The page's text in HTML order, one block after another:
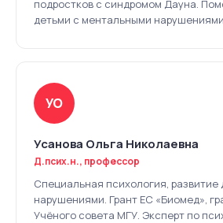
подростков с синдромом Дауна.
детьми с ментальными
УО
Усанова Ольга Николаевна
Д.псих.н., профессор
Специальная психология, развитие
нарушениями. Грант ЕС «Биомед»,
Учёного совета МГУ. Эксперт по